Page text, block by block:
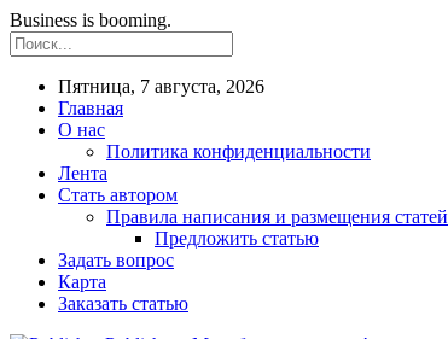
Business is booming.
Пятница, 7 августа, 2026
Главная
О нас
Политика конфиденциальности
Лента
Стать автором
Правила написания и размещения статей
Предложить статью
Задать вопрос
Карта
Заказать статью